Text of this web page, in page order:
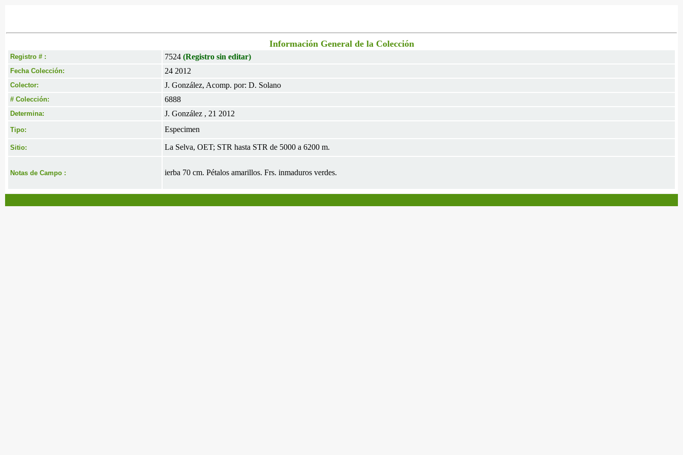
Información General de la Colección
Registro # : 7524 (Registro sin editar)
Fecha Colección: 24 2012
Colector: J. González, Acomp. por: D. Solano
# Colección: 6888
Determina: J. González , 21 2012
Tipo: Especimen
Sitio: La Selva, OET; STR hasta STR de 5000 a 6200 m.
Notas de Campo : ierba 70 cm. Pétalos amarillos. Frs. inmaduros verdes.